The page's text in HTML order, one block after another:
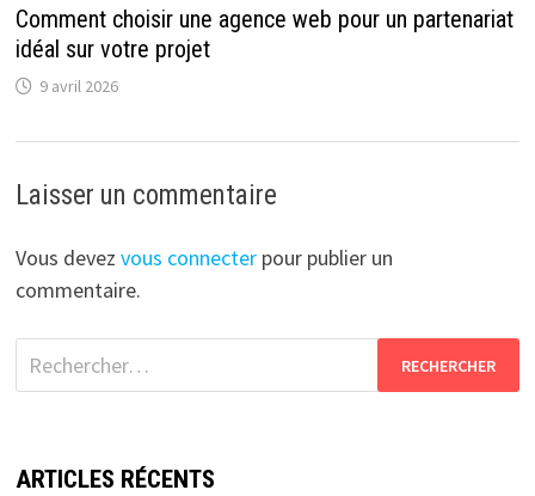
Comment choisir une agence web pour un partenariat
idéal sur votre projet
9 avril 2026
Laisser un commentaire
Vous devez vous connecterpour publier un
commentaire.
Rechercher :
ARTICLES RÉCENTS